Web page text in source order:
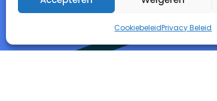
CookiebeleidPrivacy Beleid